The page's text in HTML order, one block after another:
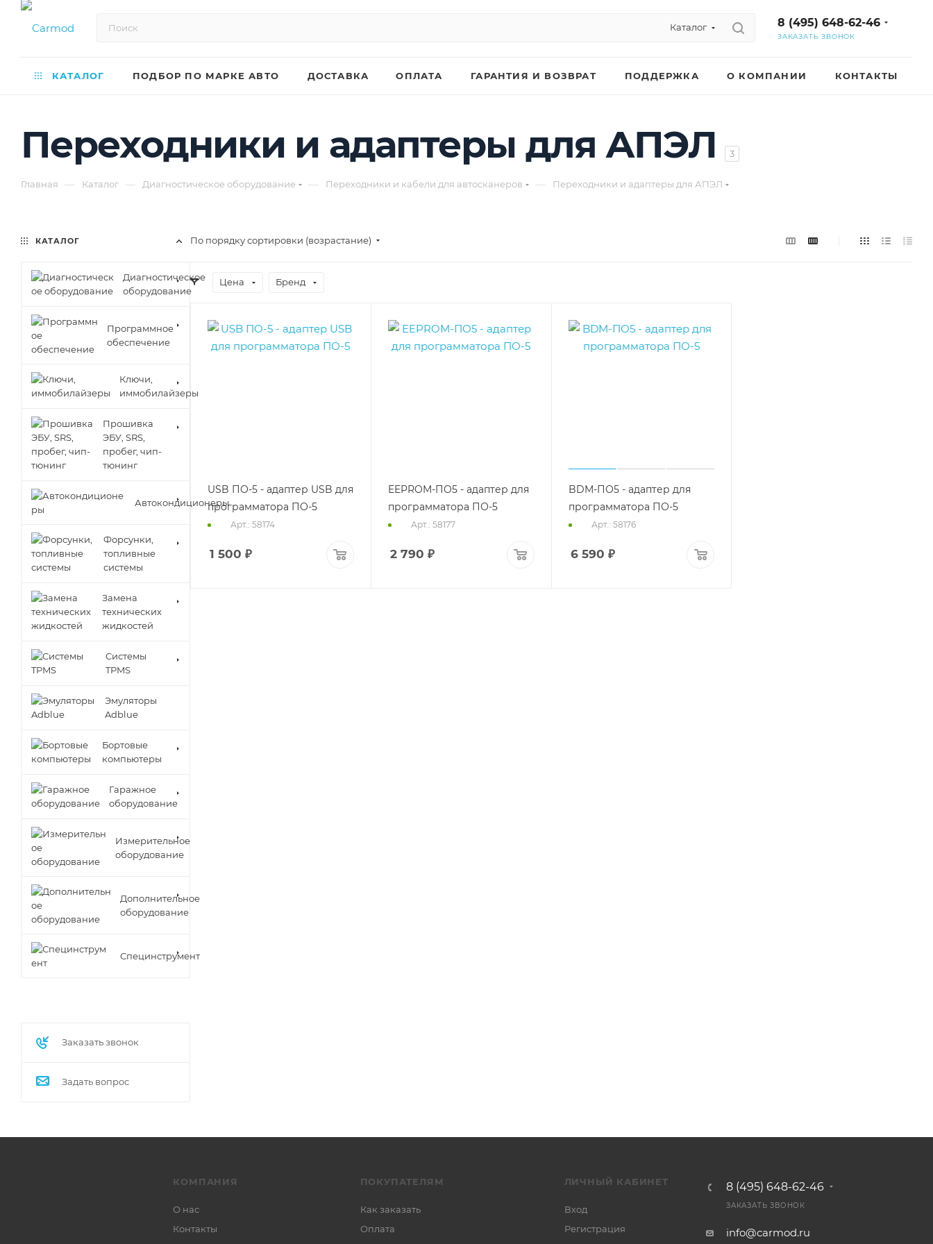
Каталог 8 (495) 648-62-46
ЗАКАЗАТЬ ЗВОНОК
КАТАЛОГ ПОДБОР ПО МАРКЕ АВТО ДОСТАВКА ОПЛАТА ГАРАНТИЯ И ВОЗВРАТ ПОДДЕРЖКА О КОМПАНИИ КОНТАКТЫ
Переходники и адаптеры для АПЭЛ 3
Главная — Каталог — Диагностическое оборудование — Переходники и кабели для автосканеров — Переходники и адаптеры для АПЭЛ
По порядку сортировки (возрастание)
Цена Бренд
USB ПО-5 - адаптер USB для
программатора ПО-5
Арт.: 58174
1 500 ₽
EEPROM-ПО5 - адаптер для
программатора ПО-5
Арт.: 58177
2 790 ₽
BDM-ПО5 - адаптер для
программатора ПО-5
Арт.: 58176
6 590 ₽
КАТАЛОГ
Диагностическое
оборудование
Программное
обеспечение
Ключи,
иммобилайзеры
Прошивка
ЭБУ, SRS,
пробег, чип-
тюнинг
Автокондиционеры
Форсунки,
топливные
системы
Замена
технических
жидкостей
Cистемы
TPMS
Эмуляторы
Adblue
Бортовые
компьютеры
Гаражное
оборудование
Измерительное
оборудование
Дополнительное
оборудование
Специнструмент
Заказать звонок
Задать вопрос
КОМПАНИЯ
О нас
Контакты
ПОКУПАТЕЛЯМ
Как заказать
Оплата
ЛИЧНЫЙ КАБИНЕТ
Вход
Регистрация
8 (495) 648-62-46
ЗАКАЗАТЬ ЗВОНОК
info@carmod.ru